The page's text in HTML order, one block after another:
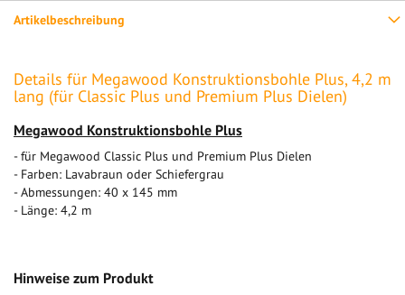
Artikelbeschreibung
Details für Megawood Konstruktionsbohle Plus, 4,2 m
lang (für Classic Plus und Premium Plus Dielen)
Megawood Konstruktionsbohle Plus
- für Megawood Classic Plus und Premium Plus Dielen
- Farben: Lavabraun oder Schiefergrau
- Abmessungen: 40 x 145 mm
- Länge: 4,2 m
Hinweise zum Produkt